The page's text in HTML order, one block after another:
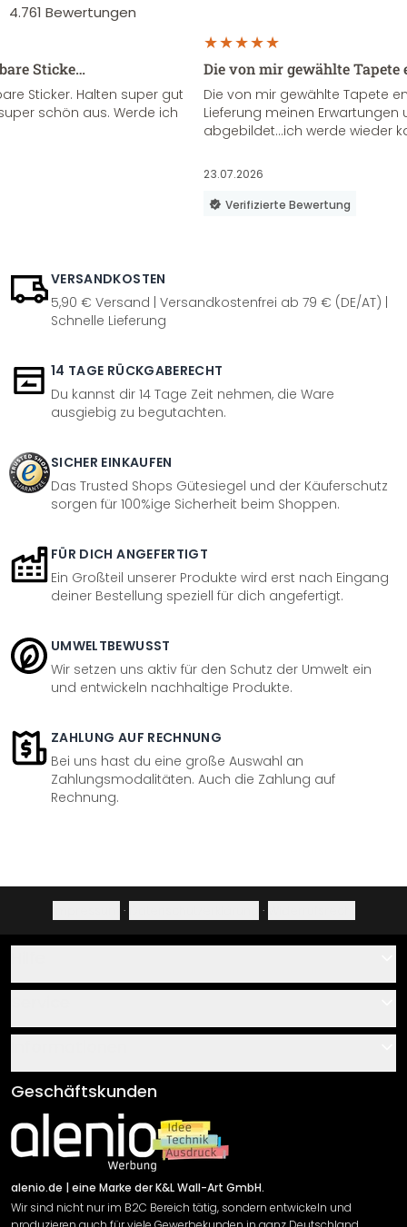
4.761 Bewertungen
Sticke…
Sticker. Halten super gut
schön aus. Werde ich
Die von mir gewählte
Die von mir gewählte Tapete
Lieferung meinen Erwartungen
abgebildet...ich werde wieder
23.07.2026
Verifizierte Bewertung
VERSANDKOSTEN
5,90 € Versand | Versandkostenfrei ab 79 € (DE/AT) |
Schnelle Lieferung
14 TAGE RÜCKGABERECHT
Du kannst dir 14 Tage Zeit nehmen, die Ware
ausgiebig zu begutachten.
SICHER EINKAUFEN
Das Trusted Shops Gütesiegel und der Käuferschutz
sorgen für 100%ige Sicherheit beim Shoppen.
FÜR DICH ANGEFERTIGT
Ein Großteil unserer Produkte wird erst nach Eingang
deiner Bestellung speziell für dich angefertigt.
UMWELTBEWUSST
Wir setzen uns aktiv für den Schutz der Umwelt ein
und entwickeln nachhaltige Produkte.
ZAHLUNG AUF RECHNUNG
Bei uns hast du eine große Auswahl an
Zahlungsmodalitäten. Auch die Zahlung auf
Rechnung.
· ·
Über uns
Klebe- und Montageanleitungen
Newsletter An-/Abmeldung
Sendungsverfolgung
AGB
Impressum
Versand & Zahlung
Rücksendung
Widerrufsrecht
Geschäftskunden
alenio.de | eine Marke der K&L Wall-Art GmbH.
Wir sind nicht nur im B2C Bereich tätig, sondern entwickeln und